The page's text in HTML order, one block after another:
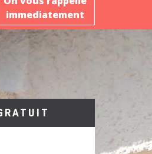
immediatement